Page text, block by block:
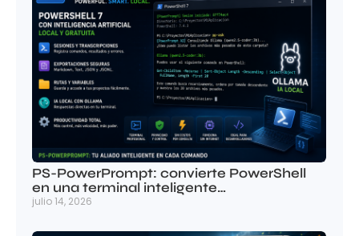
PS-PowerPrompt: convierte PowerShell
en una terminal inteligente…
julio 14, 2026